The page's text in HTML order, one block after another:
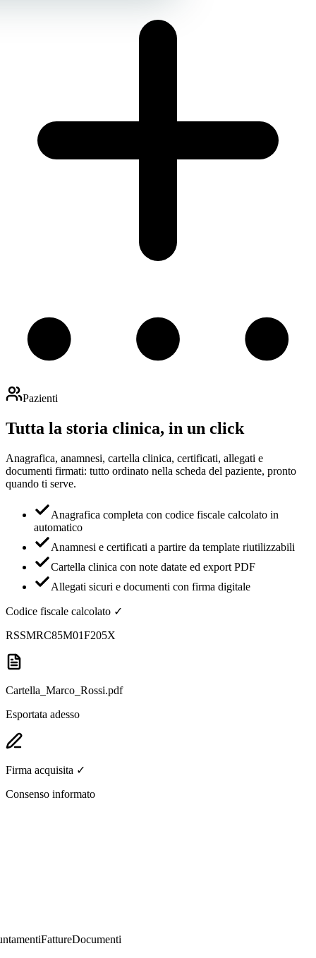
Pazienti
Tutta la storia clinica, in un click
Anagrafica, anamnesi, cartella clinica, certificati, allegati e
documenti firmati: tutto ordinato nella scheda del paziente, pronto
quando ti serve.
Anagrafica completa con codice fiscale calcolato in
automatico
Anamnesi e certificati a partire da template riutilizzabili
Cartella clinica con note datate ed export PDF
Allegati sicuri e documenti con firma digitale
Codice fiscale calcolato ✓
RSSMRC85M01F205X
Cartella_Marco_Rossi.pdf
Esportata adesso
Firma acquisita ✓
Consenso informato
FattureDocumenti